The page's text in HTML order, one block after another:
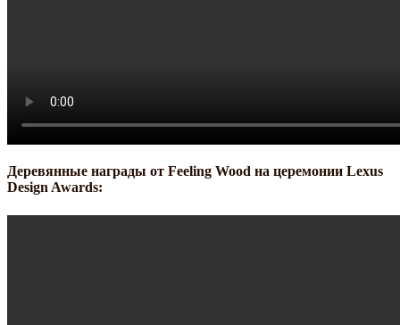
Деревянные награды от Feeling Wood на церемонии Lexus
Design Awards: